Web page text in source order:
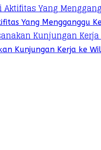
Yang Mengganggu
Kunjungan Kerja ke